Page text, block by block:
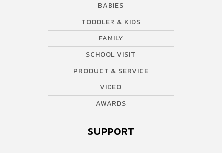
BABIES
TODDLER & KIDS
FAMILY
SCHOOL VISIT
PRODUCT & SERVICE
VIDEO
AWARDS
SUPPORT